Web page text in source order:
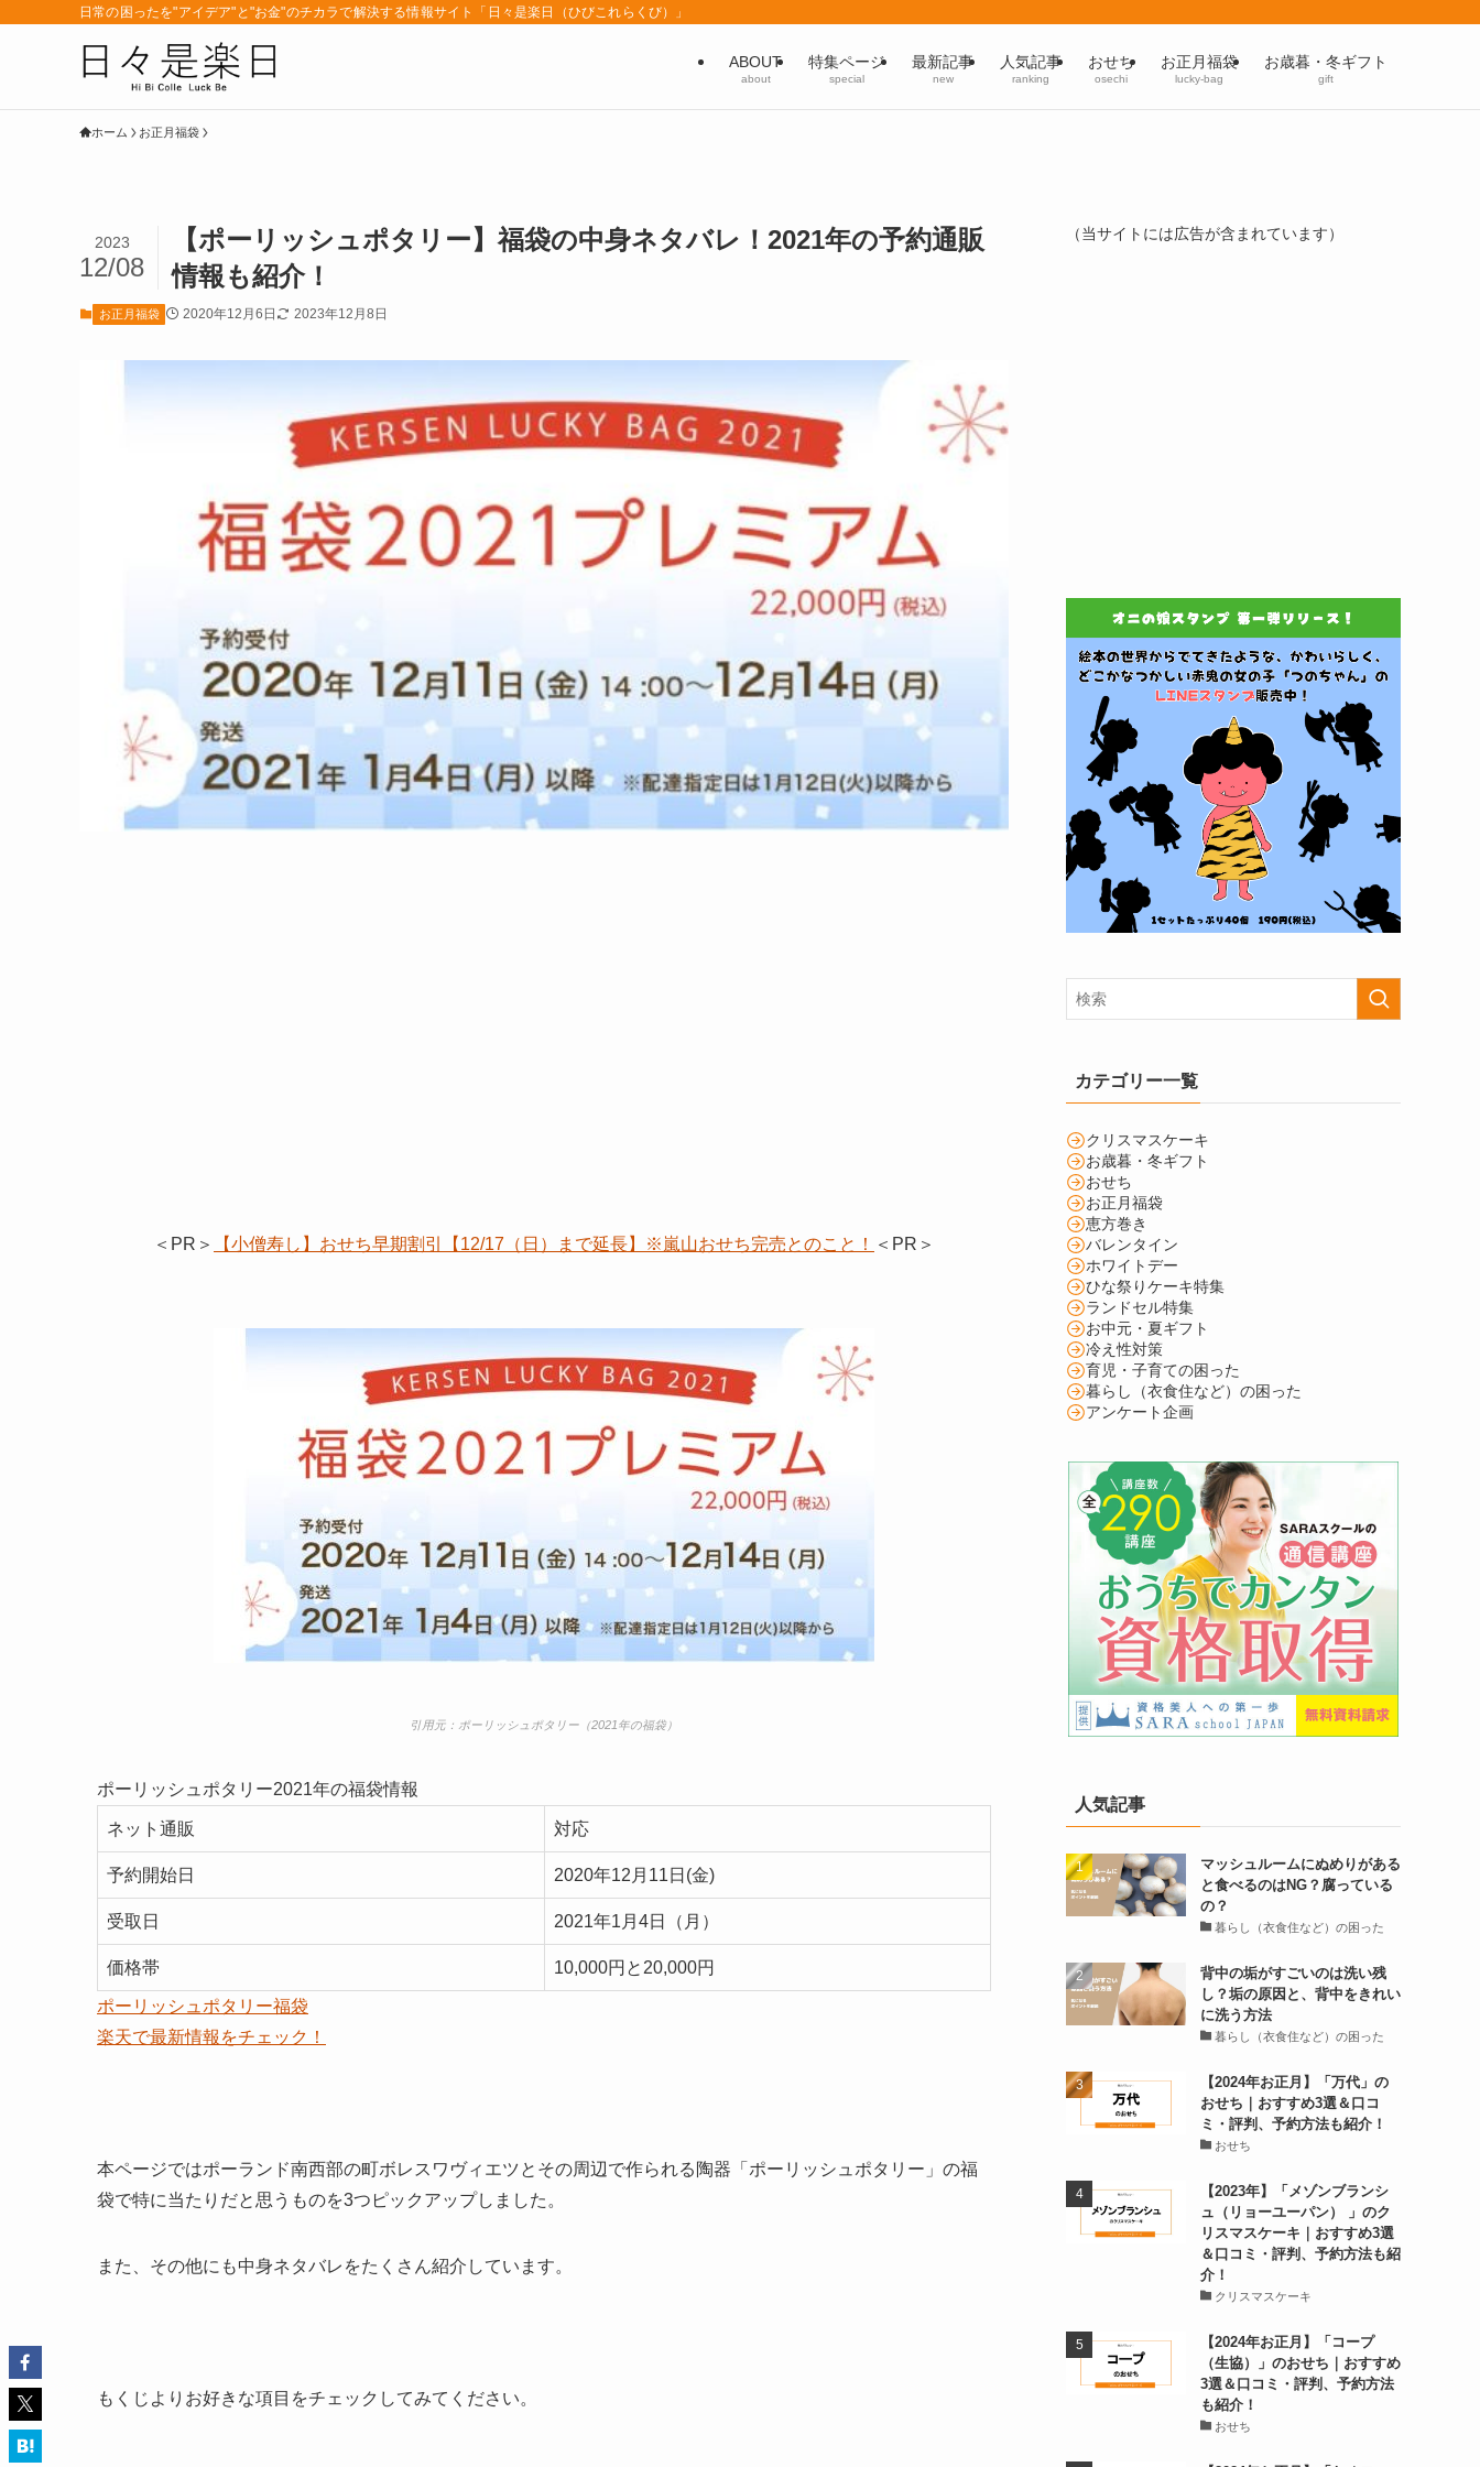
日常の困ったを"アイデア"と"お金"のチカラで解決する情報サイト「日々是楽日（ひびこれらくび）」
ABOUT
about
特集ページ
special
最新記事
new
人気記事
ranking
おせち
osechi
お正月福袋
lucky-bag
お歳暮・冬ギフト
gift
ホーム お正月福袋
【ポーリッシュポタリー】福袋の中身ネタバレ！2021年の予約通販
情報も紹介！
2023
12/08
お正月福袋 2020年12月6日 2023年12月8日
＜PR＞ 【小僧寿し】おせち早期割引【12/17（日）まで延長】※嵐山おせち完売とのこと！ ＜PR＞
引用元：ポーリッシュポタリー（2021年の福袋）
ポーリッシュポタリー2021年の福袋情報
ネット通販 対応
予約開始日 2020年12月11日(金)
受取日 2021年1月4日（月）
価格帯 10,000円と20,000円
ポーリッシュポタリー福袋
楽天で最新情報をチェック！
本ページではポーランド南西部の町ボレスワヴィエツとその周辺で作られる陶器 「ポーリッシュポタリー」の福
袋で特に当たりだと思うものを3つピックアップしました。
また、その他にも中身ネタバレをたくさん紹介 しています。
もくじよりお好きな項目をチェックしてみてください。
（当サイトには広告が含まれています）
カテゴリー一覧
クリスマスケーキ
お歳暮・冬ギフト
おせち
お正月福袋
恵方巻き
バレンタイン
ホワイトデー
ひな祭りケーキ特集
ランドセル特集
お中元・夏ギフト
冷え性対策
育児・子育ての困った
暮らし（衣食住など）の困った
アンケート企画
人気記事
マッシュルームにぬめりがある
と食べるのはNG？腐っている
の？
暮らし（衣食住など）の困った
背中の垢がすごいのは洗い残
し？垢の原因と、背中をきれい
に洗う方法
暮らし（衣食住など）の困った
【2024年お正月】「万代」の
おせち｜おすすめ3選＆口コ
ミ・評判、予約方法も紹介！
おせち
【2023年】「メゾンブランシ
ュ（リョーユーパン） 」のク
リスマスケーキ｜おすすめ3選
＆口コミ・評判、予約方法も紹
介！
クリスマスケーキ
【2024年お正月】「コープ
（生協）」のおせち｜おすすめ
3選＆口コミ・評判、予約方法
も紹介！
おせち